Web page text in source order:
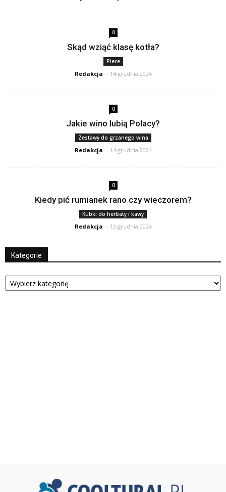
0
Skąd wziąć klasę kotła?
Piece
Redakcja - 14 grudnia 2024
0
Jakie wino lubią Polacy?
Zestawy do grzanego wina
Redakcja - 14 grudnia 2024
0
Kiedy pić rumianek rano czy wieczorem?
Kubki do herbaty i kawy
Redakcja - 13 grudnia 2024
Kategorie
Kategorie